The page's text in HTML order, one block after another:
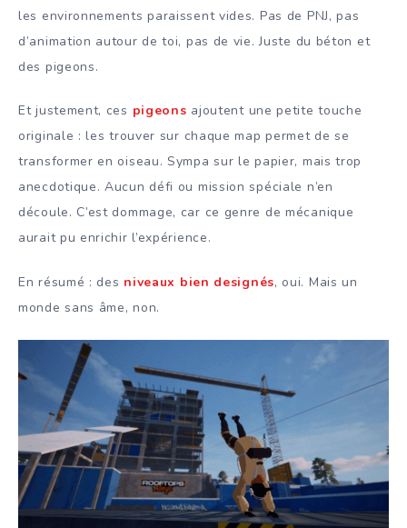
les environnements paraissent vides. Pas de PNJ, pas
d’animation autour de toi, pas de vie. Juste du béton et
des pigeons.
Et justement, ces pigeons ajoutent une petite touche
originale : les trouver sur chaque map permet de se
transformer en oiseau. Sympa sur le papier, mais trop
anecdotique. Aucun défi ou mission spéciale n’en
découle. C’est dommage, car ce genre de mécanique
aurait pu enrichir l’expérience.
En résumé : des niveaux bien designés, oui. Mais un
monde sans âme, non.